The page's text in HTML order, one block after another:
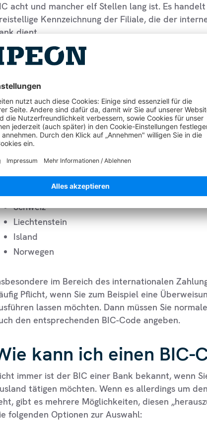
acht und mancher elf Stellen lang ist. Es
Kennzeichnung der Filiale, die der
dient.
Funktion hat
primäre Aufgabe des BIC besteht im Bereich
jedes Kreditinstitut eindeutig und somit leicht
soll er deshalb zur Vereinfachung des
Somit ist der BIC im Prinzip ein Produkt
in dem folgende Länder
EU-Mitgliedsstaaten
Schweiz
Liechtenstein
Island
Norwegen
im Bereich des internationalen
Pflicht, wenn Sie zum Beispiel eine
lassen möchten. Dann müssen Sie
den entsprechenden BIC-Code angeben.
kann ich einen BIC-
immer ist der BIC einer Bank bekannt, wenn
tätigen möchten. Wenn es allerdings um
gibt es mehrere Möglichkeiten, diesen
folgenden Optionen zur Auswahl: